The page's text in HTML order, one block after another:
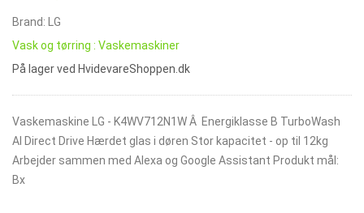
Brand: LG
Vask og tørring : Vaskemaskiner
På lager ved HvidevareShoppen.dk
Vaskemaskine LG - K4WV712N1W Â Energiklasse B TurboWash
AI Direct Drive Hærdet glas i døren Stor kapacitet - op til 12kg
Arbejder sammen med Alexa og Google Assistant Produkt mål:
Bx